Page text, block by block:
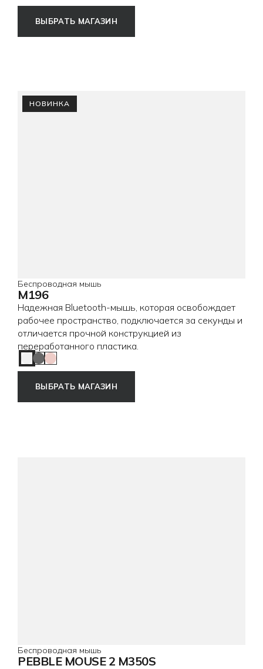
ВЫБРАТЬ МАГАЗИН
Беспроводная мышь
M196
Надежная Bluetooth-мышь, которая освобождает
рабочее пространство, подключается за секунды и
отличается прочной конструкцией из
переработанного пластика.
Off-White
Graphite
Rose
ВЫБРАТЬ МАГАЗИН
Беспроводная мышь
PEBBLE MOUSE 2 M350S